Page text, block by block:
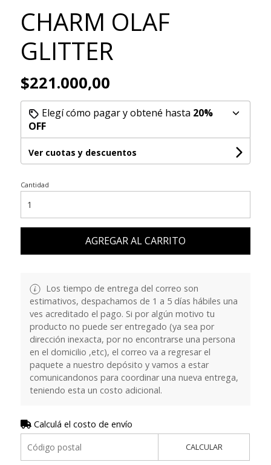
CHARM OLAF
GLITTER
$221.000,00
Elegí cómo pagar y obtené hasta 20%
OFF
Ver cuotas y descuentos
Cantidad
AGREGAR AL CARRITO
Los tiempo de entrega del correo son
estimativos, despachamos de 1 a 5 días hábiles una
ves acreditado el pago. Si por algún motivo tu
producto no puede ser entregado (ya sea por
dirección inexacta, por no encontrarse una persona
en el domicilio ,etc), el correo va a regresar el
paquete a nuestro depósito y vamos a estar
comunicandonos para coordinar una nueva entrega,
teniendo esta un costo adicional.
Calculá el costo de envío
CALCULAR